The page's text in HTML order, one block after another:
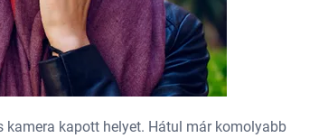
kapott helyet. Hátul már komolyabb